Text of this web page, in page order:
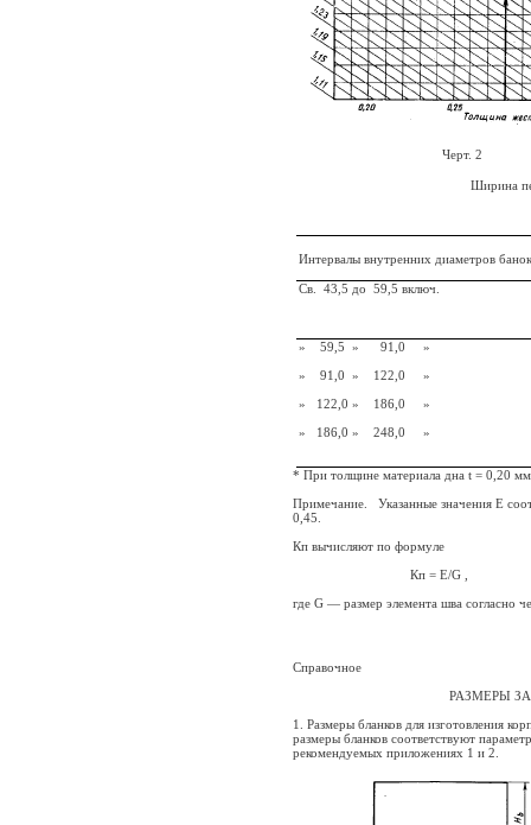
Черт. 2
Ширина
Интервалы внутренних диа­метров
Св. 43,5 до 59,5 включ.
» 59,5 » 91,0
»
»
91,0 » 122,0
»
»
122,0 » 186,0
»
»
186,0 » 248,0 »
* При толщине материала дна t = 0,20 мм
Примечание.
Указанные значения Е
0,45.
Кп вычисляют по формуле
Кп = E/G ,
где G — размер элемента шва согласно
Справочное
РАЗМЕРЫ ЗАГОТОВОК
1. Размеры бланков для изготовления
размеры бланков соответствуют
рекомендуемых приложениях 1 и 2.